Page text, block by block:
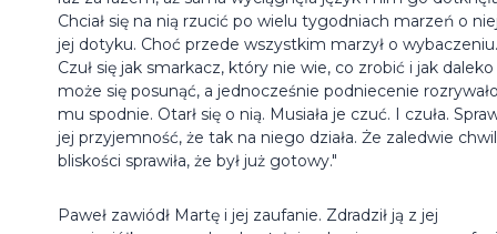
Chciał się na nią rzucić po wielu tygodniach marzeń o
jej dotyku. Choć przede wszystkim marzył o wybaczeniu.
Czuł się jak smarkacz, który nie wie, co zrobić i jak daleko
może się posunąć, a jednocześnie podniecenie
mu spodnie. Otarł się o nią. Musiała je czuć. I czuła.
jej przyjemność, że tak na niego działa. Że zaledwie
bliskości sprawiła, że był już gotowy."
Paweł zawiódł Martę i jej zaufanie. Zdradził ją z jej